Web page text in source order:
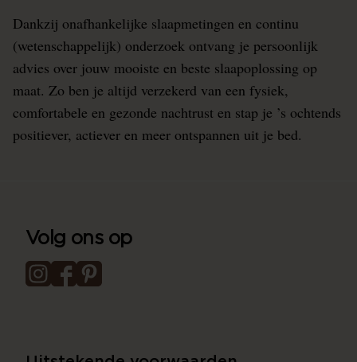
Dankzij onafhankelijke slaapmetingen en continu
(wetenschappelijk) onderzoek ontvang je persoonlijk
advies over jouw mooiste en beste slaapoplossing op
maat. Zo ben je altijd verzekerd van een fysiek,
comfortabele en gezonde nachtrust en stap je ’s ochtends
positiever, actiever en meer ontspannen uit je bed.
Volg ons op